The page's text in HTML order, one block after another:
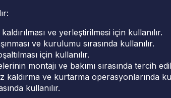
ve yerleştirilmesi için kullanılır.
ve kurulumu sırasında kullanılır.
için kullanılır.
montajı ve bakımı sırasında tercih
ve kurtarma operasyonlarında
kullanılır.